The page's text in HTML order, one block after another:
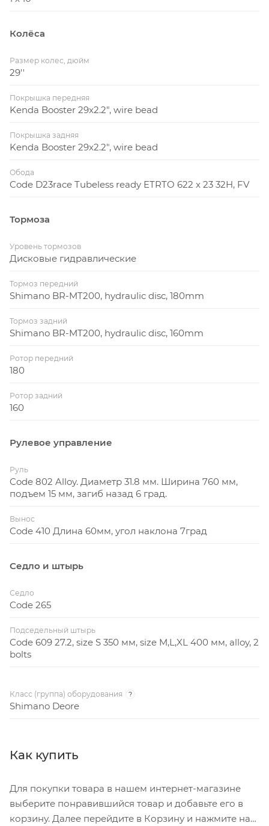
Колёса
Размер колес, дюйм
29''
Покрышка передняя
Kenda Booster 29x2.2", wire bead
Покрышка задняя
Kenda Booster 29x2.2", wire bead
Обода
Code D23race Tubeless ready ETRTO 622 x 23 32H, FV
Тормоза
Уровень тормозов
Дисковые гидравлические
Тормоз передний
Shimano BR-MT200, hydraulic disc, 180mm
Тормоз задний
Shimano BR-MT200, hydraulic disc, 160mm
Ротор передний
180
Ротор задний
160
Рулевое управление
Руль
Code 802 Alloy. Диаметр 31.8 мм. Ширина 760 мм,
подъем 15 мм, загиб назад 6 град.
Вынос
Code 410 Длина 60мм, угол наклона 7град
Седло и штырь
Седло
Code 265
Подседельный штырь
Code 609 27.2, size S 350 мм, size M,L,XL 400 мм, аlloy, 2
bolts
Класс (группа) оборудования ?
Shimano Deore
Как купить
Для покупки товара в нашем интернет-магазине
выберите понравившийся товар и добавьте его в
корзину. Далее перейдите в Корзину и нажмите на